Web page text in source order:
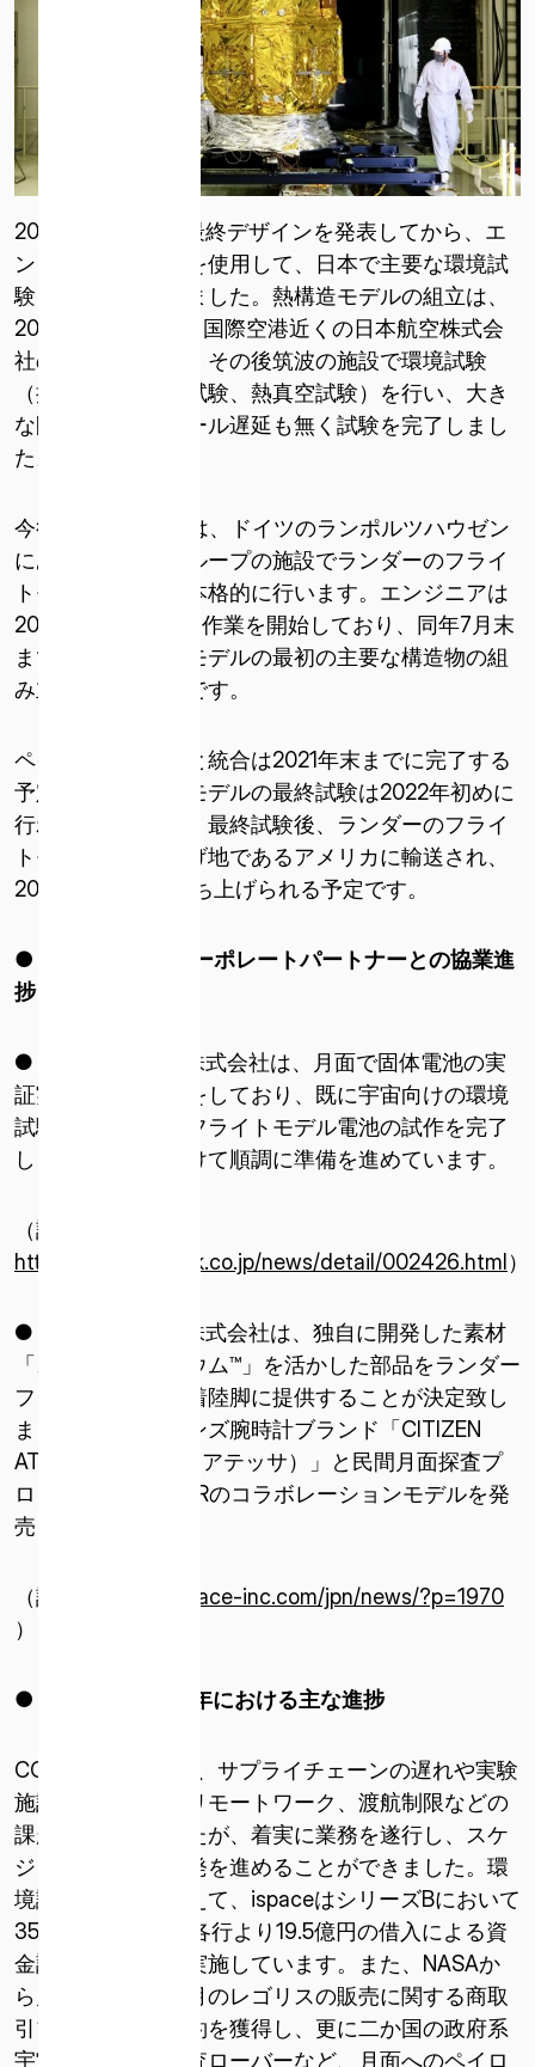
reCAPTCHA に関連する Google プライバシー ポリシーと利
用規約が適用されます。
利用規約とプライバシーポリシーに同意します
ISPACE, INC
東京都中央区日本橋本町1-9-3
日本橋本町M-SQUARE 6階
ISPACE U.S.
ISPACE EUROPE
5 Rue de l’Industrie 1811、
ルクセンブルク
2020年7月下旬に最終デザインを発表してから、エ
ンジニアは試験機を使用して、日本で主要な環境試
験を行ってまいりました。熱構造モデルの組立は、
2021年4月から成田国際空港近くの日本航空株式会
社の施設で行われ、その後筑波の施設で環境試験
（振動試験、音響試験、熱真空試験）を行い、大き
な問題やスケジュール遅延も無く試験を完了しまし
た。
今後HAKUTO-Rでは、ドイツのランポルツハウゼン
にあるアリアングループの施設でランダーのフライ
トモデルの組立を本格的に行います。エンジニアは
2021年6月初旬から作業を開始しており、同年7月末
までにはフライトモデルの最初の主要な構造物の組
み立てを行う予定です。
ペイロードの組立と統合は2021年末までに完了する
予定で、フライトモデルの最終試験は2022年初めに
行われる予定です。最終試験後、ランダーのフライ
トモデルは打ち上げ地であるアメリカに輸送され、
2022年後半
に打ち上げられる予定です。
● HAKUTO-R
コーポレートパートナーとの協業進
捗
● 日本特殊陶業株式会社は、月面で固体電池の実
証実験を行う計画をしており、既に宇宙向けの環境
試験をクリアしたフライトモデル電池の試作を完了
し、打ち上げに向けて順調に準備を進めています。
（詳細：
https://www.ngkntk.co.jp/news/detail/002426.html ）
● シチズン時計株式会社は、独自に開発した素材
「スーパーチタニウム™」を活かした部品をランダー
フライトモデルの着陸脚に提供することが決定致し
ました。また、メンズ腕時計ブランド「CITIZEN
ATTESA（シチズンアテッサ）」と民間月面探査プ
ログラムHAKUTO-Rのコラボレーションモデルを発
売しました。
（詳細：
https://ispace-inc.com/jpn/news/?p=1970
）
● 2020 年における主な進捗
COVID-19の影響で、サプライチェーンの遅れや実験
施設の人員制限、リモートワーク、渡航制限などの
課題が発生しましたが、着実に業務を遂行し、スケ
ジュール通りに開発を進めることができました。環
境試験の成功に加えて、ispaceはシリーズBにおいて
35億円、金融機関各行より19.5億円の借入による資
金調達をそれぞれ実施しています。また、NASAか
ら月面で採取した月のレゴリスの販売に関する商取
引プログラムの契約を獲得し、更に二か国の政府系
宇宙機関の月面探査ローバーなど、月面へのペイロ